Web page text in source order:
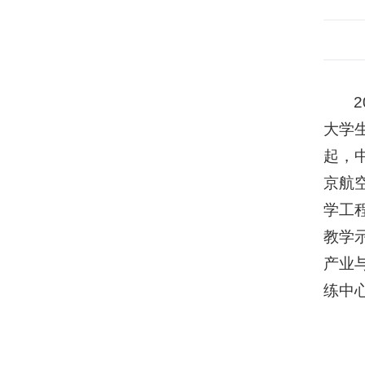
大学
起，
京航
学工
教学
产业
练中